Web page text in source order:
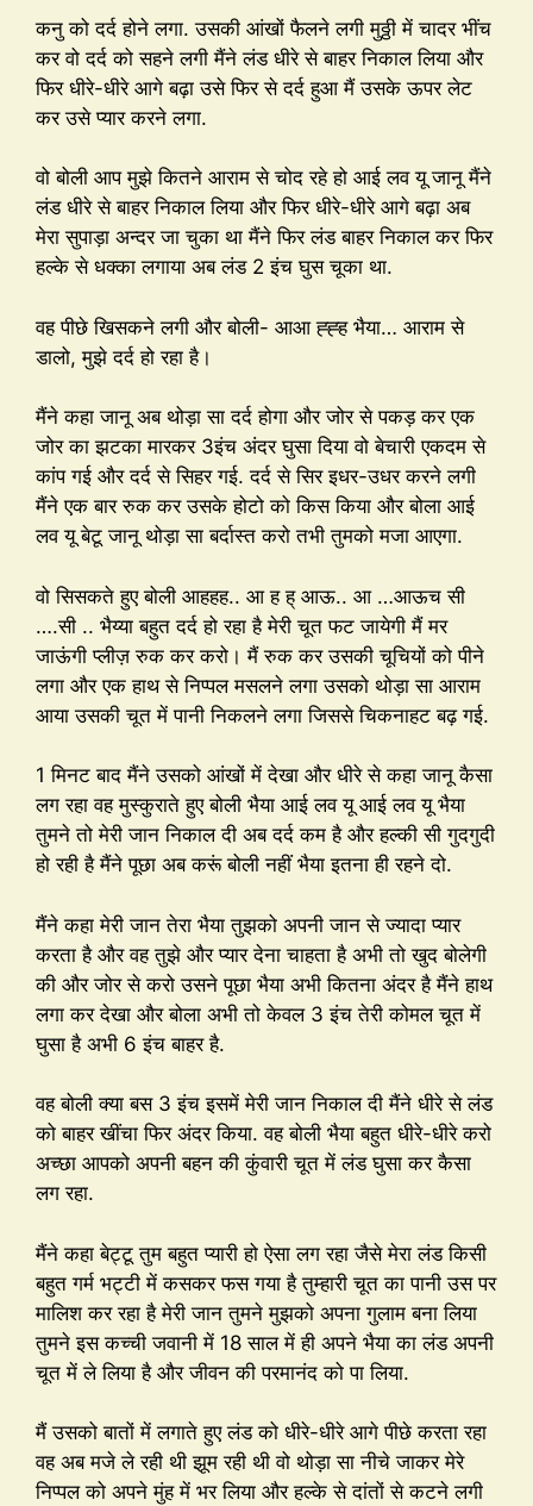
कनु को दर्द होने लगा. उसकी आंखों फैलने लगी मुठ्ठी में चादर भींच
कर वो दर्द को सहने लगी मैंने लंड धीरे से बाहर निकाल लिया और
फिर धीरे-धीरे आगे बढ़ा उसे फिर से दर्द हुआ मैं उसके ऊपर लेट
कर उसे प्यार करने लगा.
वो बोली आप मुझे कितने आराम से चोद रहे हो आई लव यू जानू मैंने
लंड धीरे से बाहर निकाल लिया और फिर धीरे-धीरे आगे बढ़ा अब
मेरा सुपाड़ा अन्दर जा चुका था मैंने फिर लंड बाहर निकाल कर फिर
हल्के से धक्का लगाया अब लंड 2 इंच घुस चूका था.
वह पीछे खिसकने लगी और बोली- आआ ह्ह्ह भैया… आराम से
डालो, मुझे दर्द हो रहा है।
मैंने कहा जानू अब थोड़ा सा दर्द होगा और जोर से पकड़ कर एक
जोर का झटका मारकर 3इंच अंदर घुसा दिया वो बेचारी एकदम से
कांप गई और दर्द से सिहर गई. दर्द से सिर इधर-उधर करने लगी
मैंने एक बार रुक कर उसके होटो को किस किया और बोला आई
लव यू बेटू जानू थोड़ा सा बर्दास्त करो तभी तुमको मजा आएगा.
वो सिसकते हुए बोली आहहह.. आ ह ह् आऊ.. आ …आऊच सी
….सी .. भैय्या बहुत दर्द हो रहा है मेरी चूत फट जायेगी मैं मर
जाऊंगी प्लीज़ रुक कर करो। मैं रुक कर उसकी चूचियों को पीने
लगा और एक हाथ से निप्पल मसलने लगा उसको थोड़ा सा आराम
आया उसकी चूत में पानी निकलने लगा जिससे चिकनाहट बढ़ गई.
1 मिनट बाद मैंने उसको आंखों में देखा और धीरे से कहा जानू कैसा
लग रहा वह मुस्कुराते हुए बोली भैया आई लव यू आई लव यू भैया
तुमने तो मेरी जान निकाल दी अब दर्द कम है और हल्की सी गुदगुदी
हो रही है मैंने पूछा अब करूं बोली नहीं भैया इतना ही रहने दो.
मैंने कहा मेरी जान तेरा भैया तुझको अपनी जान से ज्यादा प्यार
करता है और वह तुझे और प्यार देना चाहता है अभी तो खुद बोलेगी
की और जोर से करो उसने पूछा भैया अभी कितना अंदर है मैंने हाथ
लगा कर देखा और बोला अभी तो केवल 3 इंच तेरी कोमल चूत में
घुसा है अभी 6 इंच बाहर है.
वह बोली क्या बस 3 इंच इसमें मेरी जान निकाल दी मैंने धीरे से लंड
को बाहर खींचा फिर अंदर किया. वह बोली भैया बहुत धीरे-धीरे करो
अच्छा आपको अपनी बहन की कुंवारी चूत में लंड घुसा कर कैसा
लग रहा.
मैंने कहा बेट्टू तुम बहुत प्यारी हो ऐसा लग रहा जैसे मेरा लंड किसी
बहुत गर्म भट्टी में कसकर फस गया है तुम्हारी चूत का पानी उस पर
मालिश कर रहा है मेरी जान तुमने मुझको अपना गुलाम बना लिया
तुमने इस कच्ची जवानी में 18 साल में ही अपने भैया का लंड अपनी
चूत में ले लिया है और जीवन की परमानंद को पा लिया.
मैं उसको बातों में लगाते हुए लंड को धीरे-धीरे आगे पीछे करता रहा
वह अब मजे ले रही थी झूम रही थी वो थोड़ा सा नीचे जाकर मेरे
निप्पल को अपने मुंह में भर लिया और हल्के से दांतों से कटने लगी